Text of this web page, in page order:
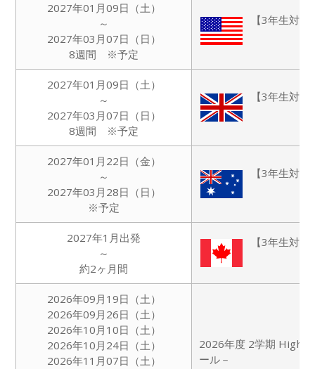
2027年01月09日（土）
～
2027年03月07日（日）
8週間 ※予定
【3年生対
2027年01月09日（土）
～
2027年03月07日（日）
8週間 ※予定
【3年生対
2027年01月22日（金）
～
2027年03月28日（日）
※予定
【3年生対
2027年1月出発
～
約2ヶ月間
【3年生対
2026年09月19日（土）
2026年09月26日（土）
2026年10月10日（土）
2026年10月24日（土）
2026年11月07日（土）
2026年度 2学期 High
ール－